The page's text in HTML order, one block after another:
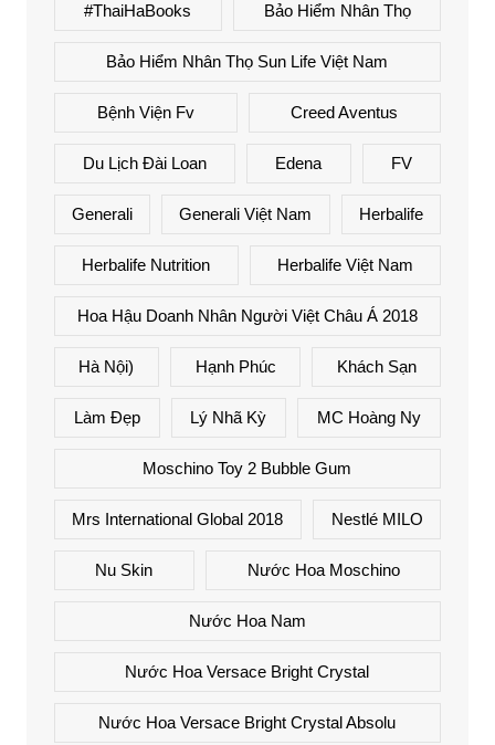
#ThaiHaBooks Bảo Hiểm Nhân Thọ
Bảo Hiểm Nhân Thọ Sun Life Việt Nam
Bệnh Viện Fv Creed Aventus
Du Lịch Đài Loan Edena FV
Generali Generali Việt Nam Herbalife
Herbalife Nutrition Herbalife Việt Nam
Hoa Hậu Doanh Nhân Người Việt Châu Á 2018
Hà Nội) Hạnh Phúc Khách Sạn
Làm Đẹp Lý Nhã Kỳ MC Hoàng Ny
Moschino Toy 2 Bubble Gum
Mrs International Global 2018 Nestlé MILO
Nu Skin Nước Hoa Moschino
Nước Hoa Nam
Nước Hoa Versace Bright Crystal
Nước Hoa Versace Bright Crystal Absolu